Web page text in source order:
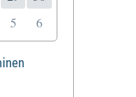
5 6